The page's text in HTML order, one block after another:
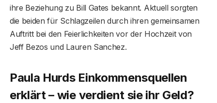
ihre Beziehung zu Bill Gates bekannt. Aktuell sorgten
die beiden für Schlagzeilen durch ihren gemeinsamen
Auftritt bei den Feierlichkeiten vor der Hochzeit von
Jeff Bezos und Lauren Sanchez.
Paula Hurds Einkommensquellen
erklärt – wie verdient sie ihr Geld?